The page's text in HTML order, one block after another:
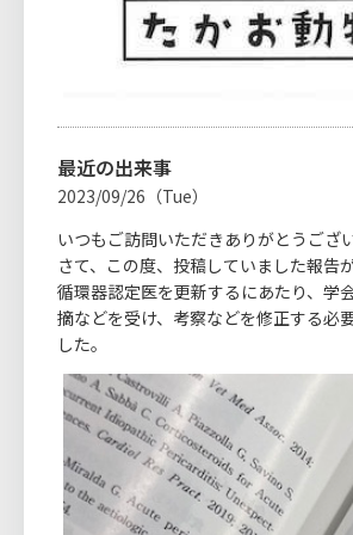
最近の出来事
2023/09/26（Tue）
いつもご訪問いただきありがとうござ
さて、この度、投稿していました報告
循環器認定医を更新するにあたり、学
摘などを受け、考察などを修正する必
した。